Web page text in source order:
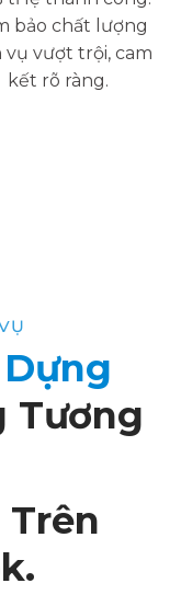
bảo chất lượng
vụ vượt trội, cam
kết rõ ràng.
Tương